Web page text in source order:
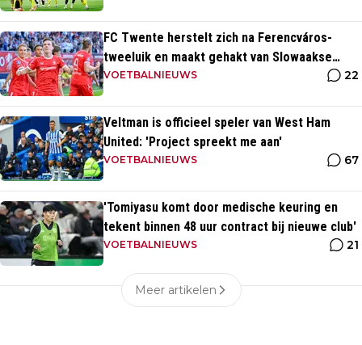
FC Twente herstelt zich na Ferencváros-
tweeluik en maakt gehakt van Slowaakse
opponent
VOETBALNIEUWS 22
Veltman is officieel speler van West Ham
United: 'Project spreekt me aan'
VOETBALNIEUWS 67
'Tomiyasu komt door medische keuring en
tekent binnen 48 uur contract bij nieuwe club'
VOETBALNIEUWS 21
Meer artikelen